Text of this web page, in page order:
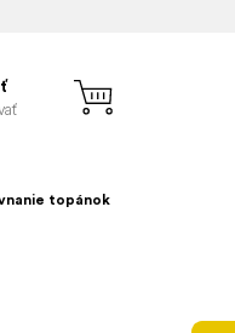
topánok